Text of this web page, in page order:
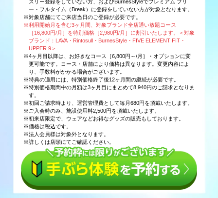
スリー登録をしていない方、およびBurnesStyleでプレミアム フリ
ー・フルタイム（Break）に登録をしていない方が対象となります。
※対象店舗にてご来店当日のご登録が必要です。
※利用開始月を含む3ヶ月間、対象ブランド全店通い放題コース
［16,800円/月］を特別価格［2,980円/月］に割引いたします。＜対象
ブランド：LAVA・Rintosull・BurnesStyle・FIVE ELEMENT FIT・
UPPER 9＞
※4ヶ月目以降は、お好きなコース［6,800円～/月］・オプションに変
更可能です。コース・店舗により価格は異なります。変更内容によ
り、手数料がかかる場合がございます。
※特典の適用には、特別価格終了後12ヶ月間の継続が必要です。
※特別価格期間中の月額は3ヶ月目にまとめて8,940円のご請求となりま
す。
※初回ご請求時より、運営管理費として毎月680円を頂戴いたします。
※ご入会時のみ、施設使用料2,500円を頂戴いたします。
※初来店限定で、ウェアなどお得なグッズの販売もしております。
※価格は税込です。
※法人会員様は対象外となります。
※詳しくは店頭にてご確認ください。